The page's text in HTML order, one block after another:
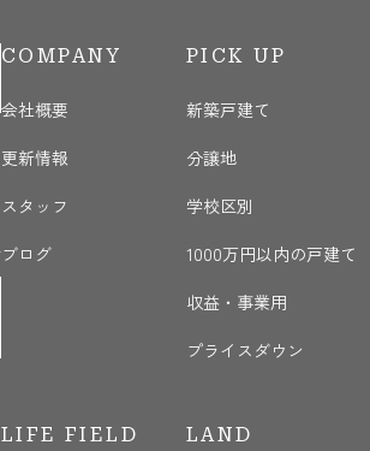
COMPANY
会社概要
更新情報
スタッフ
ブログ
PICK UP
新築戸建て
分譲地
学校区別
1000万円以内の戸建て
収益・事業用
プライスダウン
LIFE FIELD LAND